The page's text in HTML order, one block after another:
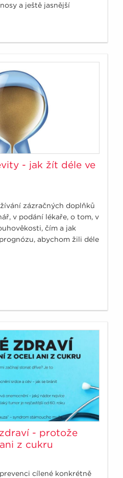
a ještě jasnější
- jak žít déle ve
zázračných doplňků
v podání lékaře, o tom, v
čím a jak
abychom žili déle
- protože
z cukru
cílené konkrétně